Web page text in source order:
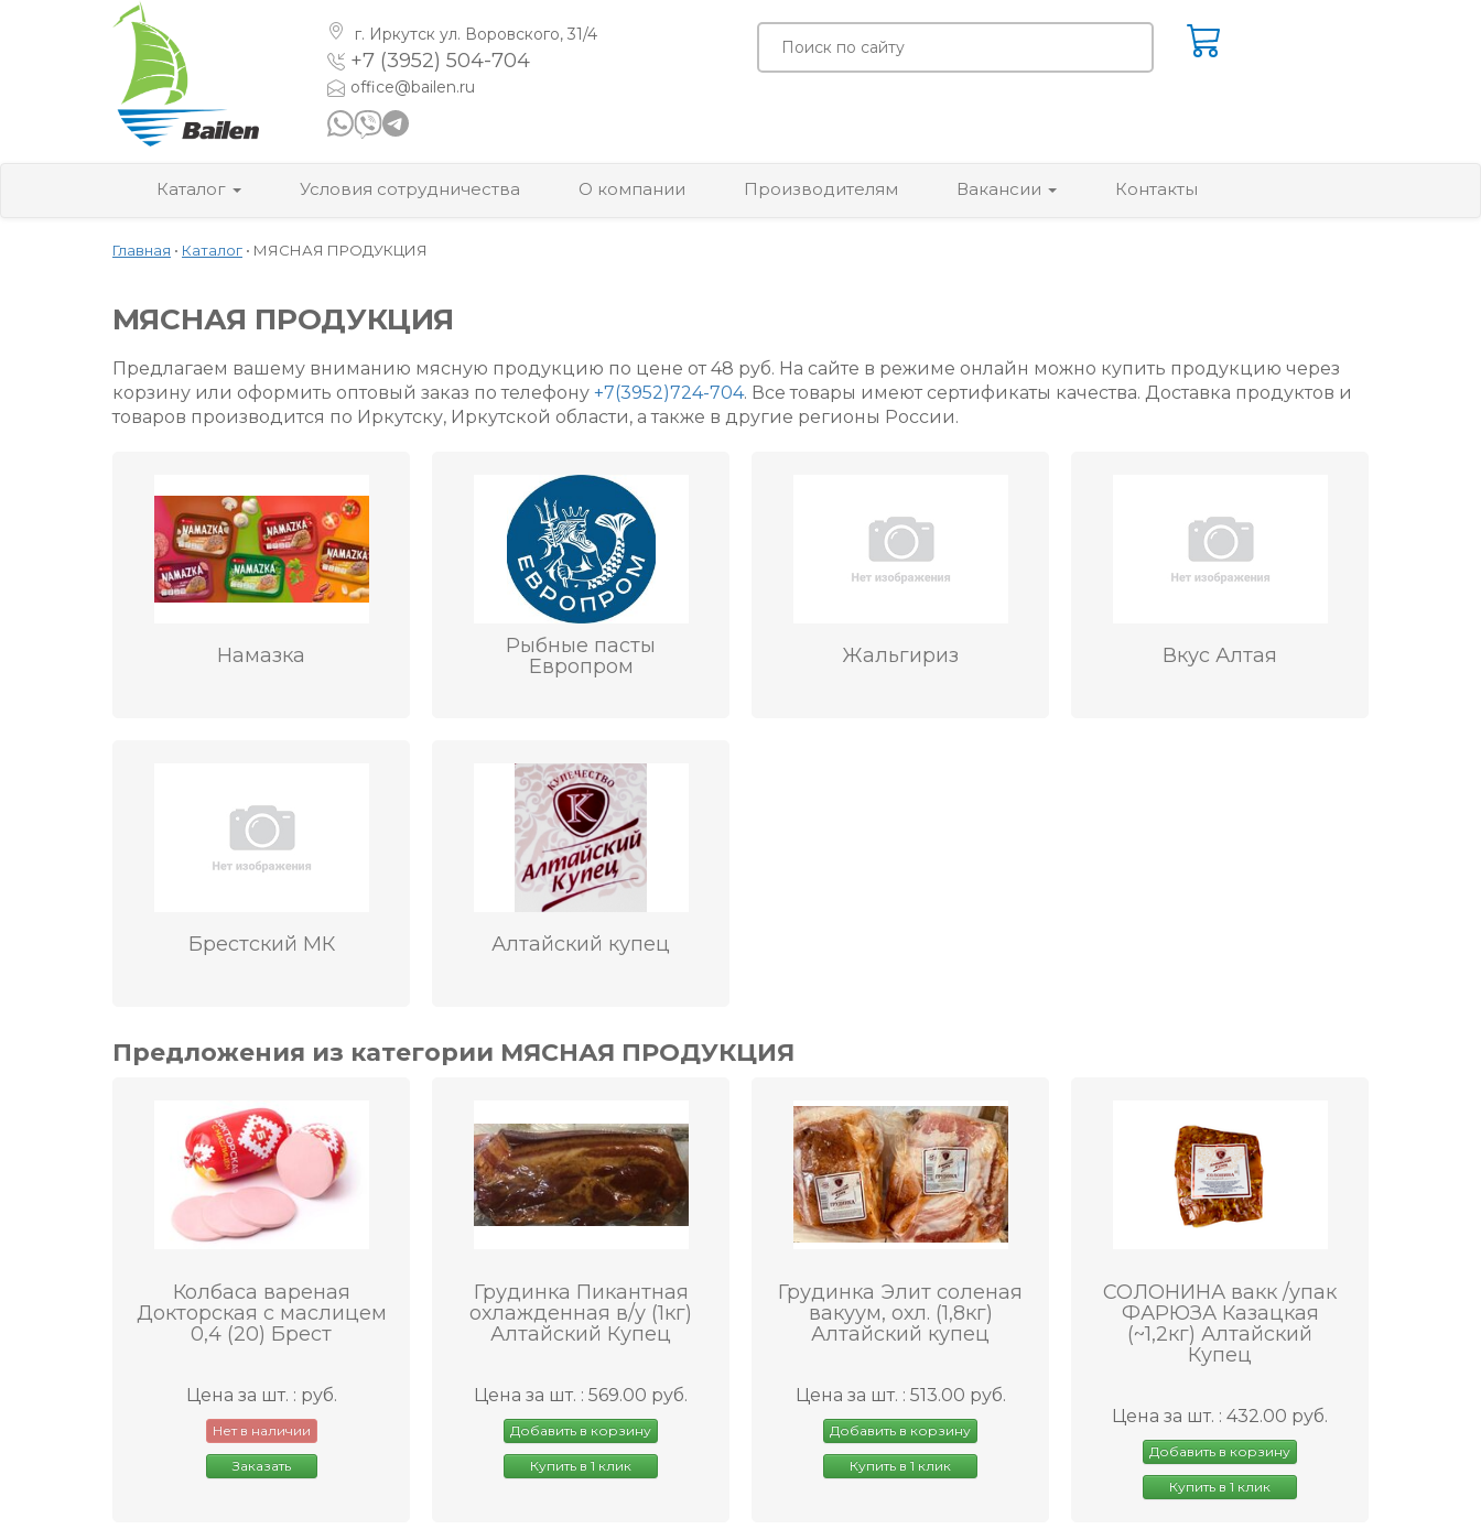
г. Иркутск ул. Воровского, 31/4
+7 (3952) 504-704
office@bailen.ru
Каталог Условия сотрудничества О компании Производителям Вакансии Контакты
Главная • Каталог • МЯСНАЯ ПРОДУКЦИЯ
МЯСНАЯ ПРОДУКЦИЯ
Предлагаем вашему вниманию мясную продукцию по цене от 48 руб. На сайте в режиме онлайн можно купить продукцию через
корзину или оформить оптовый заказ по телефону +7(3952)724-704. Все товары имеют сертификаты качества. Доставка продуктов и
товаров производится по Иркутску, Иркутской области, а также в другие регионы России.
Намазка
Рыбные пасты
Европром
Жальгириз Вкус Алтая
Брестский МК Алтайский купец
Предложения из категории МЯСНАЯ ПРОДУКЦИЯ
Колбаса вареная
Докторская с маслицем
0,4 (20) Брест
Цена за шт. : руб.
Нет в наличии
Заказать
Грудинка Пикантная
охлажденная в/у (1кг)
Алтайский Купец
Цена за шт. : 569.00 руб.
Добавить в корзину
Купить в 1 клик
Грудинка Элит соленая
вакуум, охл. (1,8кг)
Алтайский купец
Цена за шт. : 513.00 руб.
Добавить в корзину
Купить в 1 клик
СОЛОНИНА вакк /упак
ФАРЮЗА Казацкая
(~1,2кг) Алтайский
Купец
Цена за шт. : 432.00 руб.
Добавить в корзину
Купить в 1 клик